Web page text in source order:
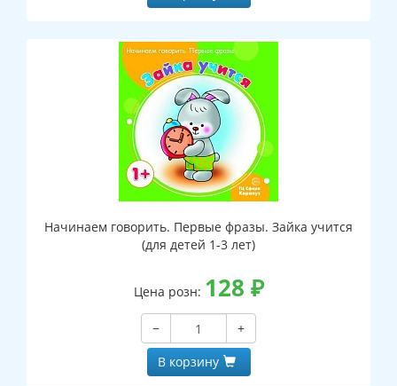
Начинаем говорить. Первые фразы. Зайка учится
(для детей 1-3 лет)
Цена розн: 128 ₽
−
+
В корзину